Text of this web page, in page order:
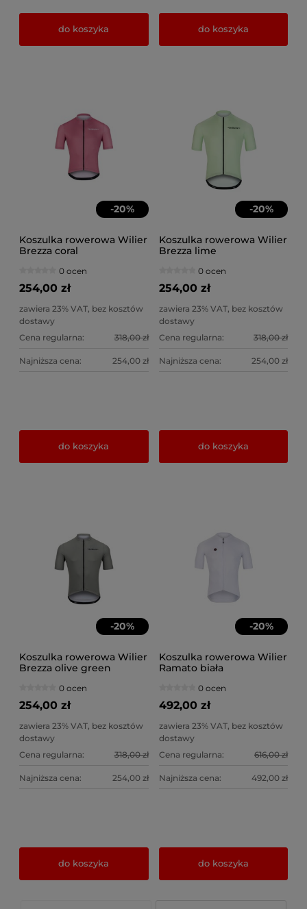
do koszyka do koszyka
-20%
Koszulka rowerowa Wilier
Brezza coral
0 ocen
254,00 zł
zawiera 23% VAT, bez kosztów
dostawy
Cena regularna:
318,00 zł
Najniższa cena: 254,00 zł
do koszyka
-20%
Koszulka rowerowa Wilier
Brezza lime
0 ocen
254,00 zł
zawiera 23% VAT, bez kosztów
dostawy
Cena regularna:
318,00 zł
Najniższa cena: 254,00 zł
do koszyka
-20%
Koszulka rowerowa Wilier
Brezza olive green
0 ocen
254,00 zł
zawiera 23% VAT, bez kosztów
dostawy
Cena regularna:
318,00 zł
Najniższa cena: 254,00 zł
do koszyka
-20%
Koszulka rowerowa Wilier
Ramato biała
0 ocen
492,00 zł
zawiera 23% VAT, bez kosztów
dostawy
Cena regularna:
616,00 zł
Najniższa cena: 492,00 zł
do koszyka